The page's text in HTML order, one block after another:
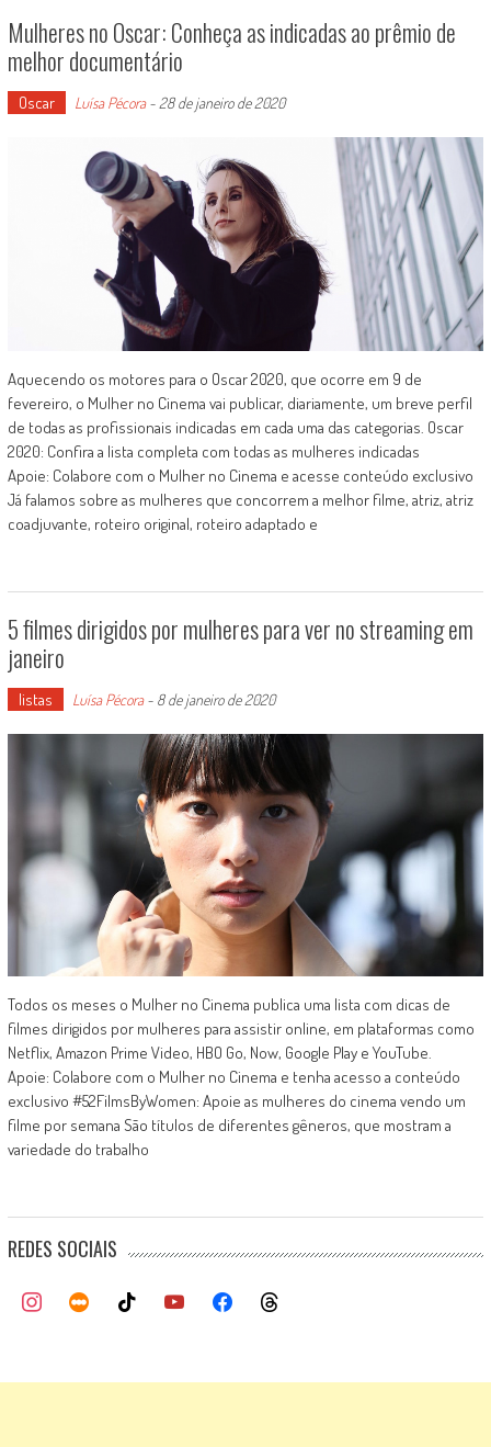
Mulheres no Oscar: Conheça as indicadas ao prêmio de
melhor documentário
Oscar Luísa Pécora- 28 de janeiro de 2020
Aquecendo os motores para o Oscar 2020, que ocorre em 9 de
fevereiro, o Mulher no Cinema vai publicar, diariamente, um breve perfil
de todas as profissionais indicadas em cada uma das categorias. Oscar
2020: Confira a lista completa com todas as mulheres indicadas
Apoie: Colabore com o Mulher no Cinema e acesse conteúdo exclusivo
Já falamos sobre as mulheres que concorrem a melhor filme, atriz, atriz
coadjuvante, roteiro original, roteiro adaptado e
5 filmes dirigidos por mulheres para ver no streaming em
janeiro
listas Luísa Pécora- 8 de janeiro de 2020
Todos os meses o Mulher no Cinema publica uma lista com dicas de
filmes dirigidos por mulheres para assistir online, em plataformas como
Netflix, Amazon Prime Video, HBO Go, Now, Google Play e YouTube.
Apoie: Colabore com o Mulher no Cinema e tenha acesso a conteúdo
exclusivo #52FilmsByWomen: Apoie as mulheres do cinema vendo um
filme por semana São títulos de diferentes gêneros, que mostram a
variedade do trabalho
REDES SOCIAIS